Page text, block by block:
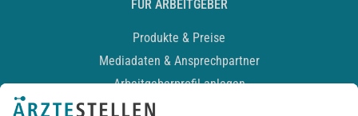
FÜR ARBEITGEBER
Produkte & Preise
Mediadaten & Ansprechpartner
Arbeitgeberprofil anlegen
Recruiting-Podcast